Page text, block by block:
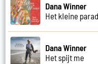
Dana Winner
Het kleine
Dana Winner
Het spijt me